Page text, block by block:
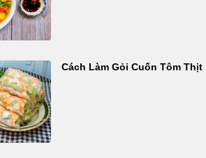
Cách Làm Gỏi Cuốn Tôm Thịt